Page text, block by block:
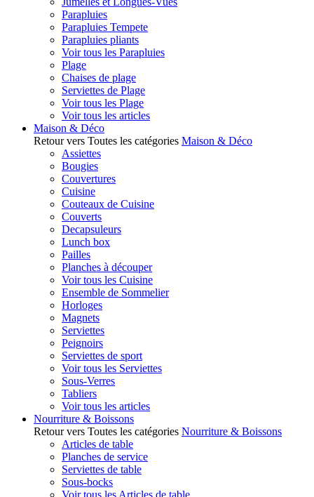
Parapluies
Parapluies Tempete
Parapluies pliants
Voir tous les Parapluies
Plage
Chaises de plage
Serviettes de Plage
Voir tous les Plage
Voir tous les articles
Maison & Déco
Retour vers Toutes les catégories Maison & Déco
Assiettes
Bougies
Couvertures
Cuisine
Couteaux de Cuisine
Couverts
Decapsuleurs
Lunch box
Pailles
Planches à découper
Voir tous les Cuisine
Ensemble de Sommelier
Horloges
Magnets
Serviettes
Peignoirs
Serviettes de sport
Voir tous les Serviettes
Sous-Verres
Tabliers
Voir tous les articles
Nourriture & Boissons
Retour vers Toutes les catégories Nourriture & Boissons
Articles de table
Planches de service
Serviettes de table
Sous-bocks
Voir tous les Articles de table